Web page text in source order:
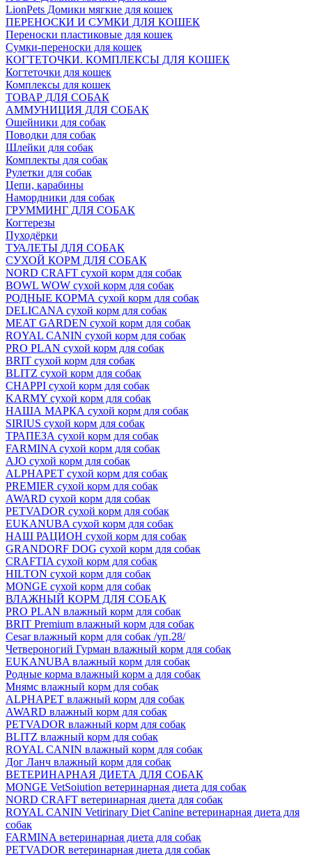
LionPets Домики мягкие для кошек
ПЕРЕНОСКИ И СУМКИ ДЛЯ КОШЕК
Переноски пластиковые для кошек
Сумки-переноски для кошек
КОГТЕТОЧКИ. КОМПЛЕКСЫ ДЛЯ КОШЕК
Когтеточки для кошек
Комплексы для кошек
ТОВАР ДЛЯ СОБАК
АММУНИЦИЯ ДЛЯ СОБАК
Ошейники для собак
Поводки для собак
Шлейки для собак
Комплекты для собак
Рулетки для собак
Цепи, карабины
Намордники для собак
ГРУММИНГ ДЛЯ СОБАК
Когтерезы
Пуходёрки
ТУАЛЕТЫ ДЛЯ СОБАК
СУХОЙ КОРМ ДЛЯ СОБАК
NORD CRAFT сухой корм для собак
BOWL WOW сухой корм для собак
РОДНЫЕ КОРМА сухой корм для собак
DELICANA сухой корм для собак
MEAT GARDEN сухой корм для собак
ROYAL CANIN сухой корм для собак
PRO PLAN сухой корм для собак
BRIT сухой корм для собак
BLITZ сухой корм для собак
CHAPPI сухой корм для собак
KARMY сухой корм для собак
НАША МАРКА сухой корм для собак
SIRIUS сухой корм для собак
ТРАПЕЗА сухой корм для собак
FARMINA сухой корм для собак
AJO сухой корм для собак
ALPHAPET сухой корм для собак
PREMIER сухой корм для собак
AWARD сухой корм для собак
PETVADOR сухой корм для собак
EUKANUBA сухой корм для собак
НАШ РАЦИОН сухой корм для собак
GRANDORF DOG сухой корм для собак
CRAFTIA сухой корм для собак
HILTON сухой корм для собак
MONGE сухой корм для собак
ВЛАЖНЫЙ КОРМ ДЛЯ СОБАК
PRO PLAN влажный корм для собак
BRIT Premium влажный корм для собак
Cesar влажный корм для собак /уп.28/
Четвероногий Гурман влажный корм для собак
EUKANUBA влажный корм для собак
Родные корма влажный корм а для собак
Мнямс влажный корм для собак
ALPHAPET влажный корм для собак
AWARD влажный корм для собак
PETVADOR влажный корм для собак
BLITZ влажный корм для собак
ROYAL CANIN влажный корм для собак
Дог Ланч влажный корм для собак
ВЕТЕРИНАРНАЯ ДИЕТА ДЛЯ СОБАК
MONGE VetSoiution ветеринарная диета для собак
NORD CRAFT ветеринарная диета для собак
ROYAL CANIN Vetirinary Diet Canine ветеринарная диета для
собак
FARMINA ветеринарная диета для собак
PETVADOR ветеринарная диета для собак